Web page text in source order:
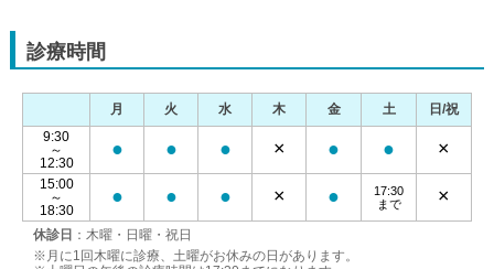
診療時間
休診日 ：木曜・日曜・祝日
※月に1回木曜に診療、土曜がお休みの日があります。
月 火 水 木 金 土
日/祝
9:30
～
12:30
● ● ● × ● ● ×
15:00
～
18:30
● ● ● × ●
17:30
まで
×